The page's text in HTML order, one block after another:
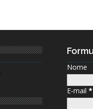
Nome
E-mail *